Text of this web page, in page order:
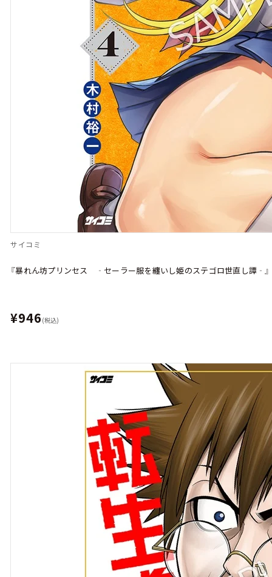
サイコミ
『暴れん坊プリンセス ‐セーラー服を纏いし姫のステゴロ世直し譚‐』
¥946 (税込)